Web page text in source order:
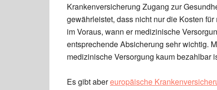
Krankenversicherung Zugang zur
gewährleistet, dass nicht nur die Kosten
im Voraus, wann er medizinische
entsprechende Absicherung sehr wichtig.
medizinische Versorgung kaum bezahlbar
Es gibt abereuropäische